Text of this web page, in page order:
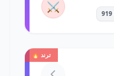
⚔️
ترند 🔥